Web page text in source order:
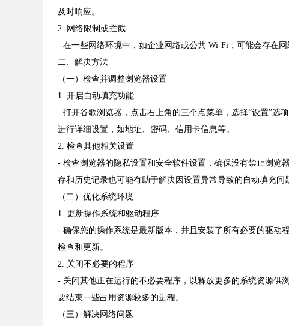
及时响应。
2. 网络限制或拦截
- 在一些网络环境中，如企业网络或公共 Wi-Fi，可能会存在
二、解决方法
（一）检查并调整浏览器设置
1. 开启自动填充功能
- 打开谷歌浏览器，点击右上角的三个点菜单，选择“设置”选
进行详细设置，如地址、密码、信用卡信息等。
2. 检查其他相关设置
- 检查浏览器的隐私设置和安全软件设置，确保没有禁止浏览
存和历史记录也可能有助于解决因设置异常导致的自动填充问
（二）优化系统环境
1. 更新操作系统和驱动程序
- 确保您的操作系统是最新版本，并且安装了所有必要的驱动
检查和更新。
2. 关闭不必要的程序
- 关闭其他正在运行的不必要程序，以释放更多的系统资源供
要结束一些占用资源较多的进程。
（三）解决网络问题